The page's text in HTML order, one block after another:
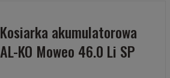
Kosiarka akumulatorowa
AL-KO Moweo 46.0 Li SP